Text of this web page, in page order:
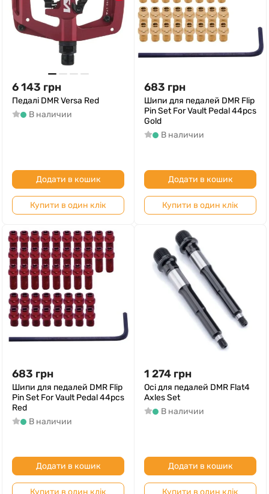
6 143 грн
Педалі DMR Versa Red
В наличии
Додати в кошик
Купити в один клік
683 грн
Шипи для педалей DMR Flip
Pin Set For Vault Pedal 44pcs
Gold
В наличии
Додати в кошик
Купити в один клік
683 грн
Шипи для педалей DMR Flip
Pin Set For Vault Pedal 44pcs
Red
В наличии
Додати в кошик
Купити в один клік
1 274 грн
Осі для педалей DMR Flat4
Axles Set
В наличии
Додати в кошик
Купити в один клік